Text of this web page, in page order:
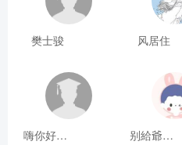
樊士骏 风居住
嗨你好8mm 别給爺装纯